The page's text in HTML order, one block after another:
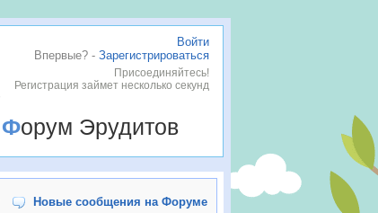
Войти
Впервые? - Зарегистрироваться
Присоединяйтесь!
Регистрация займет несколько секунд
Форум Эрудитов
Новые сообщения на Форуме